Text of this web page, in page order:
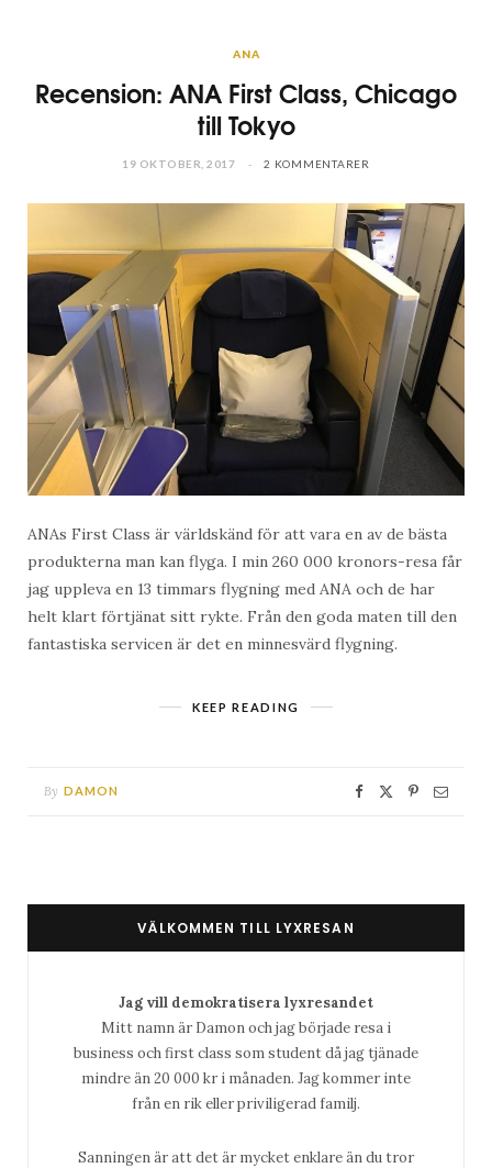
ANA
Recension: ANA First Class, Chicago
till Tokyo
19 OKTOBER, 2017 2 KOMMENTARER
ANAs First Class är världskänd för att vara en av de bästa
produkterna man kan flyga. I min 260 000 kronors-resa får
jag uppleva en 13 timmars flygning med ANA och de har
helt klart förtjänat sitt rykte. Från den goda maten till den
fantastiska servicen är det en minnesvärd flygning.
KEEP READING
By DAMON
VÄLKOMMEN TILL LYXRESAN
Jag vill demokratisera lyxresandet
Mitt namn är Damon och jag började resa i
business och first class som student då jag tjänade
mindre än 20 000 kr i månaden. Jag kommer inte
från en rik eller priviligerad familj.
Sanningen är att det är mycket enklare än du tror